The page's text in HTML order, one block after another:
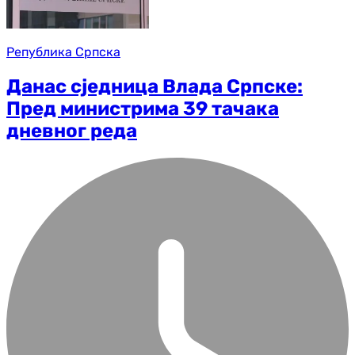
Република Српска
Данас сједница Влада Српске:
Пред министрима 39 тачака
дневног реда